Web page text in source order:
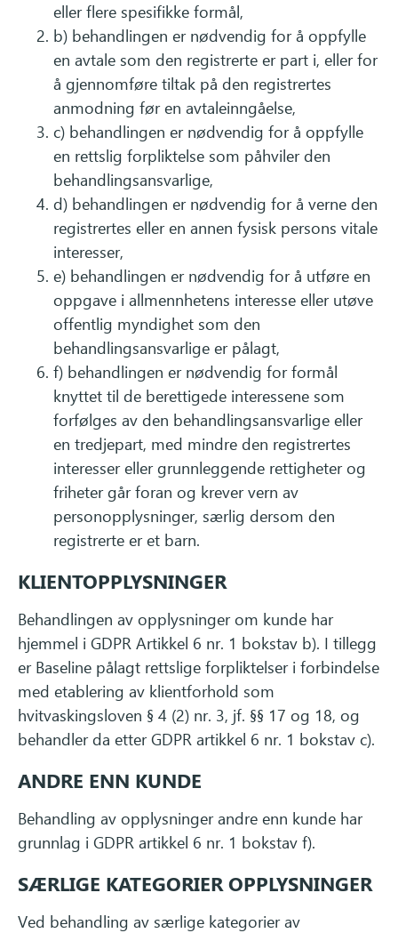
eller flere spesifikke formål,
b) behandlingen er nødvendig for å oppfylle
en avtale som den registrerte er part i, eller for
å gjennomføre tiltak på den registrertes
anmodning før en avtaleinngåelse,
c) behandlingen er nødvendig for å oppfylle
en rettslig forpliktelse som påhviler den
behandlingsansvarlige,
d) behandlingen er nødvendig for å verne den
registrertes eller en annen fysisk persons vitale
interesser,
e) behandlingen er nødvendig for å utføre en
oppgave i allmennhetens interesse eller utøve
offentlig myndighet som den
behandlingsansvarlige er pålagt,
f) behandlingen er nødvendig for formål
knyttet til de berettigede interessene som
forfølges av den behandlingsansvarlige eller
en tredjepart, med mindre den registrertes
interesser eller grunnleggende rettigheter og
friheter går foran og krever vern av
personopplysninger, særlig dersom den
registrerte er et barn.
KLIENTOPPLYSNINGER
Behandlingen av opplysninger om kunde har
hjemmel i GDPR Artikkel 6 nr. 1 bokstav b). I tillegg
er Baseline pålagt rettslige forpliktelser i forbindelse
med etablering av klientforhold som
hvitvaskingsloven § 4 (2) nr. 3, jf. §§ 17 og 18, og
behandler da etter GDPR artikkel 6 nr. 1 bokstav c).
ANDRE ENN KUNDE
Behandling av opplysninger andre enn kunde har
grunnlag i GDPR artikkel 6 nr. 1 bokstav f).
SÆRLIGE KATEGORIER OPPLYSNINGER
Ved behandling av særlige kategorier av